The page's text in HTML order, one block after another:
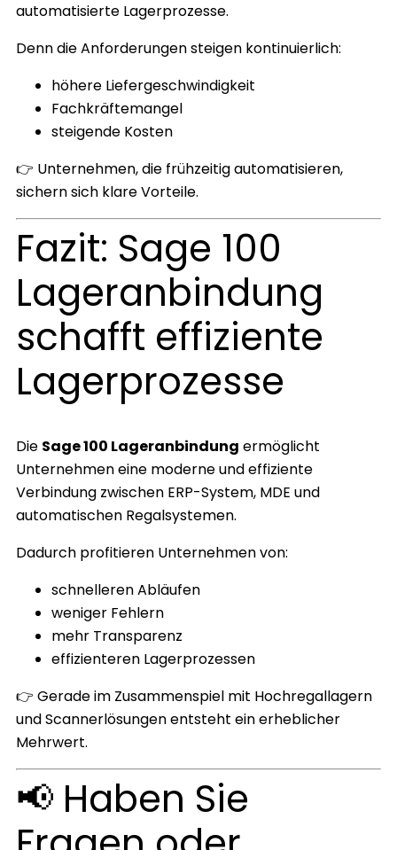
automatisierte Lagerprozesse.
Denn die Anforderungen steigen kontinuierlich:
höhere Liefergeschwindigkeit
Fachkräftemangel
steigende Kosten
👉 Unternehmen, die frühzeitig automatisieren,
sichern sich klare Vorteile.
Fazit: Sage 100
Lageranbindung
schafft effiziente
Lagerprozesse
Die Sage 100 Lageranbindung ermöglicht
Unternehmen eine moderne und effiziente
Verbindung zwischen ERP-System, MDE und
automatischen Regalsystemen.
Dadurch profitieren Unternehmen von:
schnelleren Abläufen
weniger Fehlern
mehr Transparenz
effizienteren Lagerprozessen
👉 Gerade im Zusammenspiel mit Hochregallagern
und Scannerlösungen entsteht ein erheblicher
Mehrwert.
📢 Haben Sie